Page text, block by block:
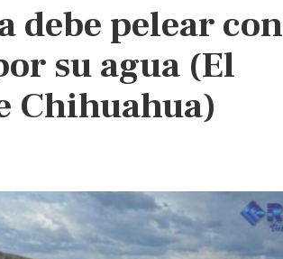
debe pelear con
su agua (El
Chihuahua)